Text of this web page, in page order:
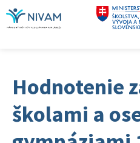
Hodnotenie
školami a